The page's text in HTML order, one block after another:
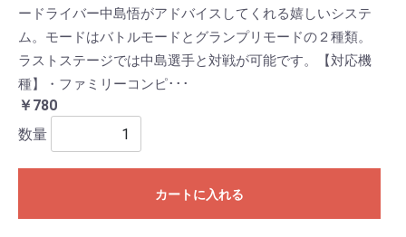
ードライバー中島悟がアドバイスしてくれる嬉しいシステ
ム。モードはバトルモードとグランプリモードの２種類。
ラストステージでは中島選手と対戦が可能です。【対応機
種】・ファミリーコンピ･･･
￥780
数量
カートに入れる